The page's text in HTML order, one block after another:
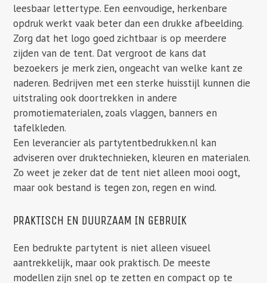
leesbaar lettertype. Een eenvoudige, herkenbare
opdruk werkt vaak beter dan een drukke afbeelding.
Zorg dat het logo goed zichtbaar is op meerdere
zijden van de tent. Dat vergroot de kans dat
bezoekers je merk zien, ongeacht van welke kant ze
naderen. Bedrijven met een sterke huisstijl kunnen die
uitstraling ook doortrekken in andere
promotiematerialen, zoals vlaggen, banners en
tafelkleden.
Een leverancier als partytentbedrukken.nl kan
adviseren over druktechnieken, kleuren en materialen.
Zo weet je zeker dat de tent niet alleen mooi oogt,
maar ook bestand is tegen zon, regen en wind.
PRAKTISCH EN DUURZAAM IN GEBRUIK
Een bedrukte partytent is niet alleen visueel
aantrekkelijk, maar ook praktisch. De meeste
modellen zijn snel op te zetten en compact op te